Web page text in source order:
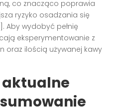
co znacząco poprawia
ryzyko osadzania się
Aby wydobyć pełnię
eksperymentowanie z
oraz ilością używanej kawy